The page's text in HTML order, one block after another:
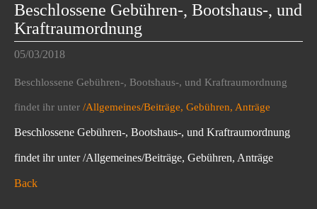
Beschlossene Gebühren-, Bootshaus-, und
Kraftraumordnung
05/03/2018
Beschlossene Gebühren-, Bootshaus-, und Kraftraumordnung
findet ihr unter /Allgemeines/Beiträge, Gebühren, Anträge
Beschlossene Gebühren-, Bootshaus-, und Kraftraumordnung
findet ihr unter /Allgemeines/Beiträge, Gebühren, Anträge
Back